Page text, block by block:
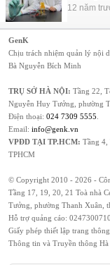
12 năm
GenK
Chịu trách nhiệm quản lý nội
Bà Nguyễn Bích Minh
TRỤ SỞ HÀ NỘI: Tầng 22,
Nguyễn Huy Tưởng, phường
Điện thoại: 024 7309 5555
Email: info@genk.vn
VPĐD TẠI TP.HCM: Tầng 4,
TPHCM
© Copyright 2010 - 2026 -
Tầng 17, 19, 20, 21 Toà nhà
Tưởng, phường Thanh Xuân,
Hỗ trợ quảng cáo:
Giấy phép thiết lập trang
Thông tin và Truyền thông